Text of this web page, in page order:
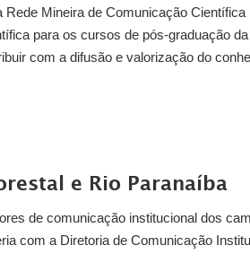
Rede Mineira de Comunicação
para os cursos de pós-graduação
com a difusão e valorização do
e Rio Paranaíba
de comunicação institucional dos
com a Diretoria de Comunicação